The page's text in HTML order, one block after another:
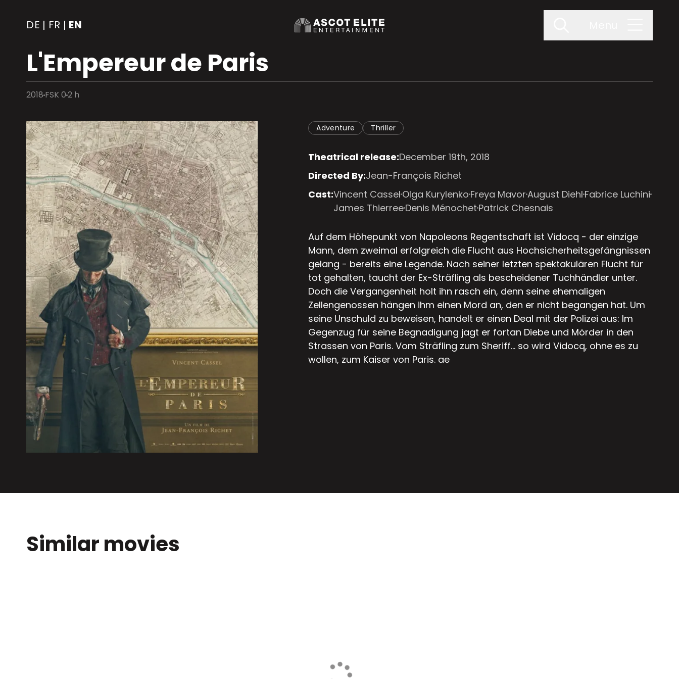
DE | FR | EN
L'Empereur de Paris
2018 FSK 02 h
Adventure Thriller
Theatrical release:December 19th, 2018
Directed By:Jean-François Richet
Cast:Vincent CasselOlga KurylenkoFreya MavorAugust DiehlFabrice Luchini
James ThierreeDenis MénochetPatrick Chesnais
Auf dem Höhepunkt von Napoleons Regentschaft ist Vidocq - der einzige
Mann, dem zweimal erfolgreich die Flucht aus Hochsicherheitsgefängnissen
gelang - bereits eine Legende. Nach seiner letzten spektakulären Flucht für
tot gehalten, taucht der Ex-Sträfling als bescheidener Tuchhändler unter.
Doch die Vergangenheit holt ihn rasch ein, denn seine ehemaligen
Zellengenossen hängen ihm einen Mord an, den er nicht begangen hat. Um
seine Unschuld zu beweisen, handelt er einen Deal mit der Polizei aus: Im
Gegenzug für seine Begnadigung jagt er fortan Diebe und Mörder in den
Strassen von Paris. Vom Sträfling zum Sheriff... so wird Vidocq, ohne es zu
wollen, zum Kaiser von Paris. ae
Similar movies